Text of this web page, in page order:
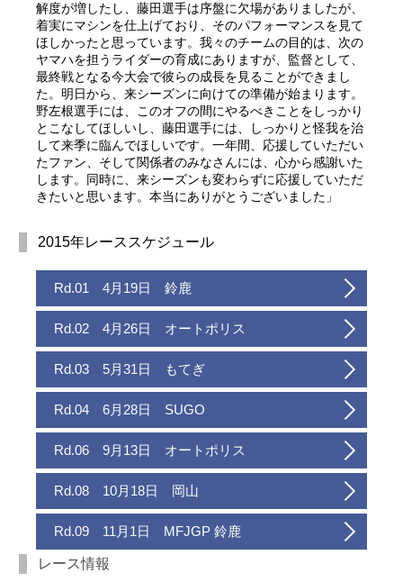
解度が増したし、藤田選手は序盤に欠場がありましたが、
着実にマシンを仕上げており、そのパフォーマンスを見て
ほしかったと思っています。我々のチームの目的は、次の
ヤマハを担うライダーの育成にありますが、監督として、
最終戦となる今大会で彼らの成長を見ることができまし
た。明日から、来シーズンに向けての準備が始まります。
野左根選手には、このオフの間にやるべきことをしっかり
とこなしてほしいし、藤田選手には、しっかりと怪我を治
して来季に臨んでほしいです。一年間、応援していただい
たファン、そして関係者のみなさんには、心から感謝いた
します。同時に、来シーズンも変わらずに応援していただ
きたいと思います。本当にありがとうございました」
2015年レーススケジュール
Rd.01 4月19日 鈴鹿
Rd.02 4月26日 オートポリス
Rd.03 5月31日 もてぎ
Rd.04 6月28日 SUGO
Rd.06 9月13日 オートポリス
Rd.08 10月18日 岡山
Rd.09 11月1日 MFJGP 鈴鹿
レース情報